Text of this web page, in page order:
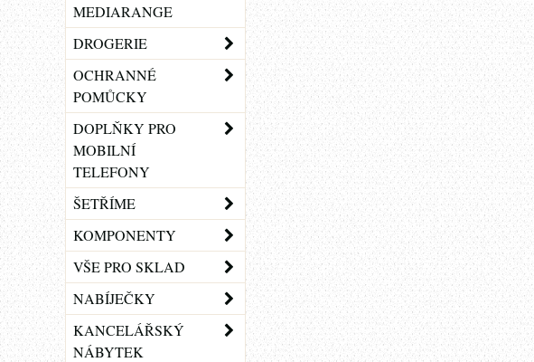
MEDIARANGE
DROGERIE
OCHRANNÉ
POMŮCKY
DOPLŇKY PRO
MOBILNÍ
TELEFONY
ŠETŘÍME
KOMPONENTY
VŠE PRO SKLAD
NABÍJEČKY
KANCELÁŘSKÝ
NÁBYTEK